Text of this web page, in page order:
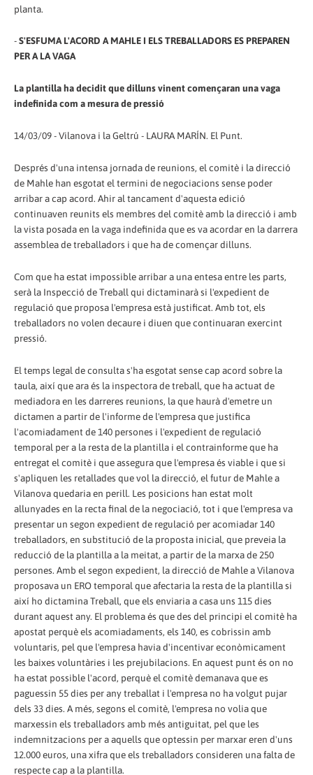
planta.
-S'ESFUMA L'ACORD A MAHLE I ELS TREBALLADORS ES PREPAREN
PER A LA VAGA
La plantilla ha decidit que dilluns vinent començaran una vaga
indefinida com a mesura de pressió
14/03/09 - Vilanova i la Geltrú - LAURA MARÍN. El Punt.
Després d'una intensa jornada de reunions, el comitè i la direcció
de Mahle han esgotat el termini de negociacions sense poder
arribar a cap acord. Ahir al tancament d'aquesta edició
continuaven reunits els membres del comitè amb la direcció i amb
la vista posada en la vaga indefinida que es va acordar en la darrera
assemblea de treballadors i que ha de començar dilluns.
Com que ha estat impossible arribar a una entesa entre les parts,
serà la Inspecció de Treball qui dictaminarà si l'expedient de
regulació que proposa l'empresa està justificat. Amb tot, els
treballadors no volen decaure i diuen que continuaran exercint
pressió.
El temps legal de consulta s'ha esgotat sense cap acord sobre la
taula, així que ara és la inspectora de treball, que ha actuat de
mediadora en les darreres reunions, la que haurà d'emetre un
dictamen a partir de l'informe de l'empresa que justifica
l'acomiadament de 140 persones i l'expedient de regulació
temporal per a la resta de la plantilla i el contrainforme que ha
entregat el comitè i que assegura que l'empresa és viable i que si
s'apliquen les retallades que vol la direcció, el futur de Mahle a
Vilanova quedaria en perill. Les posicions han estat molt
allunyades en la recta final de la negociació, tot i que l'empresa va
presentar un segon expedient de regulació per acomiadar 140
treballadors, en substitució de la proposta inicial, que preveia la
reducció de la plantilla a la meitat, a partir de la marxa de 250
persones. Amb el segon expedient, la direcció de Mahle a Vilanova
proposava un ERO temporal que afectaria la resta de la plantilla si
així ho dictamina Treball, que els enviaria a casa uns 115 dies
durant aquest any. El problema és que des del principi el comitè ha
apostat perquè els acomiadaments, els 140, es cobrissin amb
voluntaris, pel que l'empresa havia d'incentivar econòmicament
les baixes voluntàries i les prejubilacions. En aquest punt és on no
ha estat possible l'acord, perquè el comitè demanava que es
paguessin 55 dies per any treballat i l'empresa no ha volgut pujar
dels 33 dies. A més, segons el comitè, l'empresa no volia que
marxessin els treballadors amb més antiguitat, pel que les
indemnitzacions per a aquells que optessin per marxar eren d'uns
12.000 euros, una xifra que els treballadors consideren una falta de
respecte cap a la plantilla.